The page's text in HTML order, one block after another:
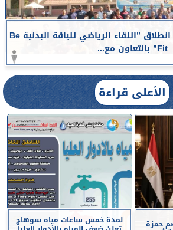
جامعة أسيوط تشهد انطلاق ”اللقاء الرياضي للياقة البدنية Be
Fit” بالتعاون مع...
الأعلى قراءة
حمزة لمدة خمس ساعات مياه سوهاج